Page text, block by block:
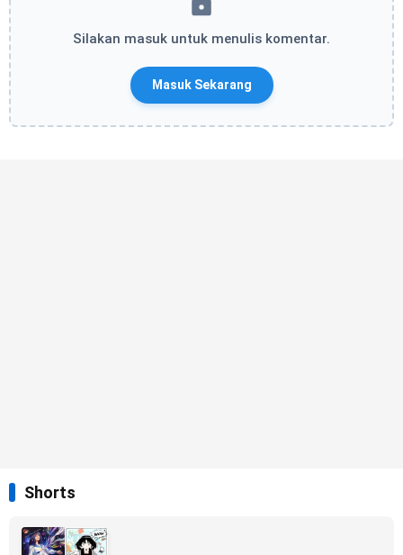
Silakan masuk untuk menulis komentar.
Masuk Sekarang
Shorts